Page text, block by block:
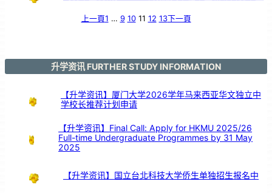
上一頁1 … 9 10 11 12 13下一頁
升学资讯 FURTHER STUDY INFORMATION
【升学资讯】厦门大学2026学年马来西亚华文独立中
学校长推荐计划申请
【升学资讯】Final Call: Apply for HKMU 2025/26
Full-time Undergraduate Programmes by 31 May
2025
【升学资讯】国立台北科技大学侨生单独招生报名中